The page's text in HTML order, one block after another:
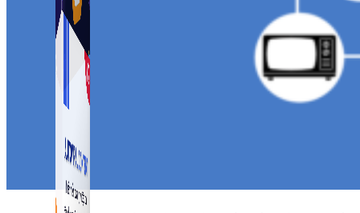
Auto Viral Content
Công cụ đặt lịch, đăng bài tự động cho hàng loạt
Fanpage.